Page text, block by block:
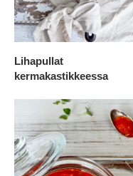
Lihapullat
kermakastikkeessa